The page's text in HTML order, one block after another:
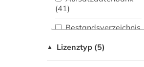
(7)
Chemie und
aktiengesellschaft
(1)
aktieninformationen
albanien (1)
(41)
Bestandsverzeichnis
▲ Lizenztyp (5)